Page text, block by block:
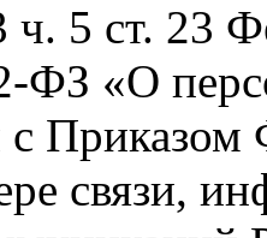
ч. 5 ст. 23
ФЗ «О
с
связи,